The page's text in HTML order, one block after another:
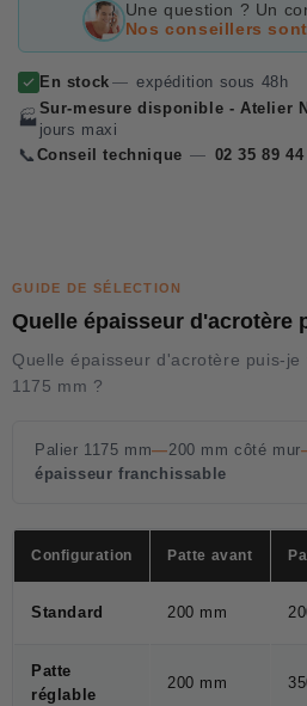
Une question ? Un
Nos conseillers
En stock — expédition sous 48h
🏭
Sur-mesure disponible - Atelier
jours maxi
📞 Conseil technique — 02 35 89 44
GUIDE DE SÉLECTION
Quelle épaisseur d'acrotère
Quelle épaisseur d'acrotère puis-
1175 mm ?
Palier 1175 mm—200 mm côté mur
épaisseur franchissable
Configuration Patte avant
Standard 200 mm
Patte
réglable
200 mm